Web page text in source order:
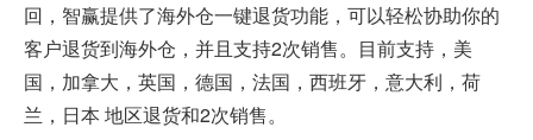
回，智赢提供了海外仓一键退货功能，可以轻松协助你的
客户退货到海外仓，并且支持2次销售。目前支持，美
国，加拿大，英国，德国，法国，西班牙，意大利，荷
兰，日本 地区退货和2次销售。